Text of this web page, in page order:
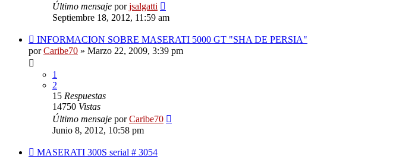
Último mensaje porjsalgatti
Septiembre 18, 2012, 11:59 am
INFORMACION SOBRE MASERATI 5000 GT "SHA DE PERSIA"
porCaribe70 » Marzo 22, 2009, 3:39 pm
1
2
15 Respuestas
14750 Vistas
Último mensaje porCaribe70
Junio 8, 2012, 10:58 pm
MASERATI 300S serial # 3054